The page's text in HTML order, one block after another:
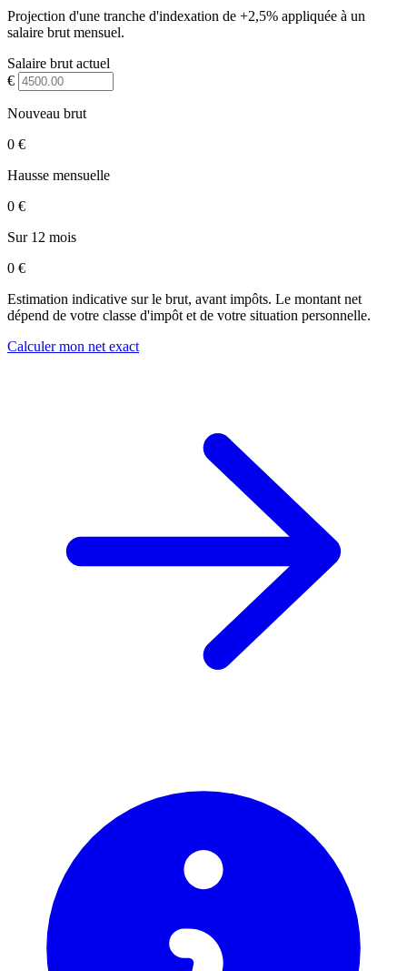
Projection d'une tranche d'indexation de +2,5% appliquée à un
salaire brut mensuel.
Salaire brut actuel
€
Nouveau brut
0 €
Hausse mensuelle
0 €
Sur 12 mois
0 €
Estimation indicative sur le brut, avant impôts. Le montant net
dépend de votre classe d'impôt et de votre situation personnelle.
Calculer mon net exact